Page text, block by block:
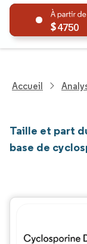
4750
Accueil
Taille et part
base de